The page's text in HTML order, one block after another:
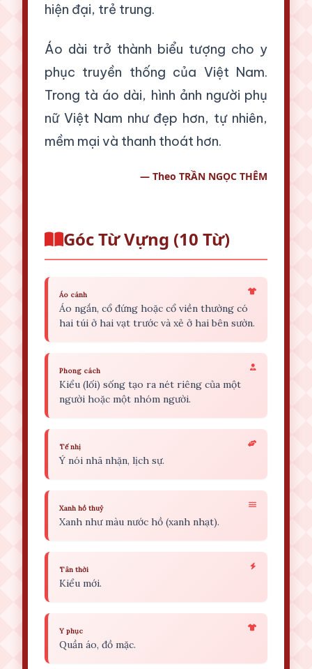
hiện đại, trẻ trung.
Áo dài trở thành biểu tượng cho y
phục truyền thống của Việt Nam.
Trong tà áo dài, hình ảnh người phụ
nữ Việt Nam như đẹp hơn, tự nhiên,
mềm mại và thanh thoát hơn.
— Theo TRẦN NGỌC THÊM
Góc Từ Vựng (10 Từ)
Áo cánh
Áo ngắn, cổ đứng hoặc cổ viền thường có
hai túi ở hai vạt trước và xẻ ở hai bên sườn.
Phong cách
Kiểu (lối) sống tạo ra nét riêng của một
người hoặc một nhóm người.
Tế nhị
Ý nói nhã nhặn, lịch sự.
Xanh hồ thuỷ
Xanh như màu nước hồ (xanh nhạt).
Tân thời
Kiểu mới.
Y phục
Quần áo, đồ mặc.